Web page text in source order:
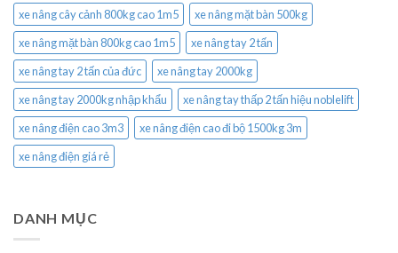
xe nâng cây cảnh 800kg cao 1m5
xe nâng mặt bàn 500kg
xe nâng mặt bàn 800kg cao 1m5
xe nâng tay 2 tấn
xe nâng tay 2 tấn của đức
xe nâng tay 2000kg
xe nâng tay 2000kg nhập khẩu
xe nâng tay thấp 2 tấn hiệu noblelift
xe nâng điện cao 3m3
xe nâng điện cao đi bộ 1500kg 3m
xe nâng điện giá rẻ
DANH MỤC